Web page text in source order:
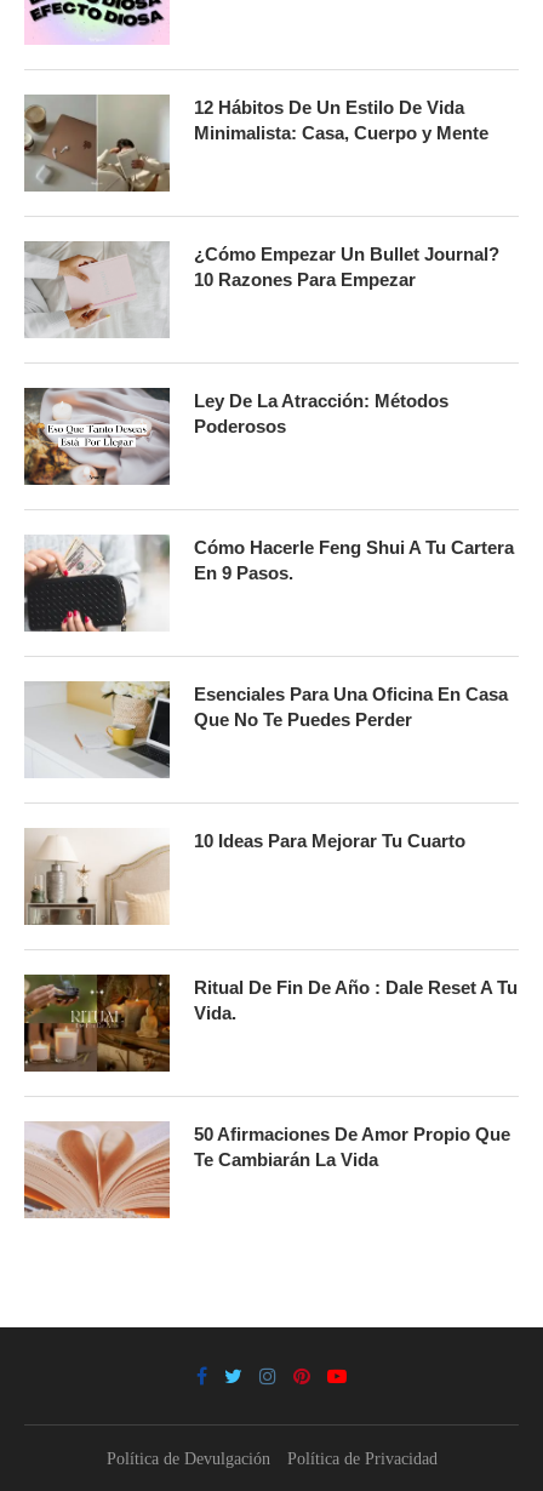
12 Hábitos De Un Estilo De Vida
Minimalista: Casa, Cuerpo y Mente
¿Cómo Empezar Un Bullet Journal?
10 Razones Para Empezar
Ley De La Atracción: Métodos
Poderosos
Cómo Hacerle Feng Shui A Tu Cartera
En 9 Pasos.
Esenciales Para Una Oficina En Casa
Que No Te Puedes Perder
10 Ideas Para Mejorar Tu Cuarto
Ritual De Fin De Año : Dale Reset A Tu
Vida.
50 Afirmaciones De Amor Propio Que
Te Cambiarán La Vida
Política de Devulgación Política de Privacidad